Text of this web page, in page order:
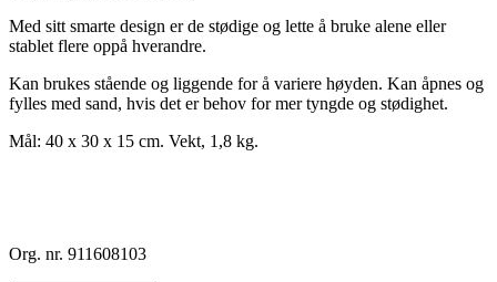
Med sitt smarte design er de stødige og lette å bruke alene eller
stablet flere oppå hverandre.
Kan brukes stående og liggende for å variere høyden. Kan åpnes og
fylles med sand, hvis det er behov for mer tyngde og stødighet.
Mål: 40 x 30 x 15 cm. Vekt, 1,8 kg.
Org. nr. 911608103